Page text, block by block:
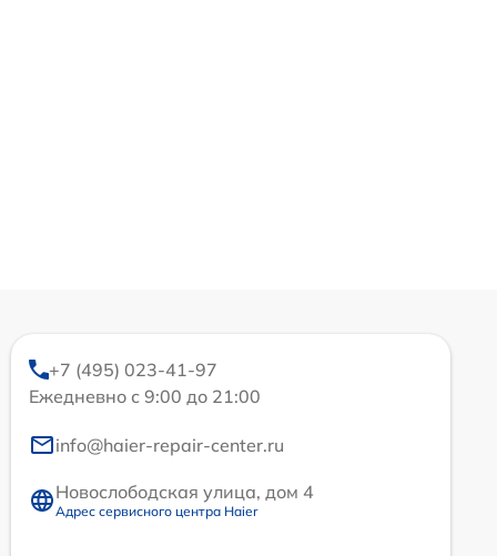
+7 (495) 023-41-97
Ежедневно с 9:00 до 21:00
info@haier-repair-center.ru
Новослободская улица, дом 4
Адрес сервисного центра Haier